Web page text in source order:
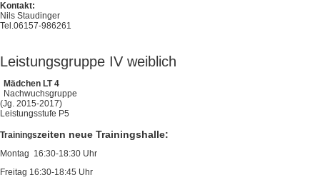
Kontakt:
Nils Staudinger
Tel.06157-986261
Leistungsgruppe IV weiblich
Mädchen LT 4
Nachwuchsgruppe
(Jg. 2015-2017)
Leistungsstufe P5
Trainingszeiten neue Trainingshalle:
Montag 16:30-18:30 Uhr
Freitag 16:30-18:45 Uhr